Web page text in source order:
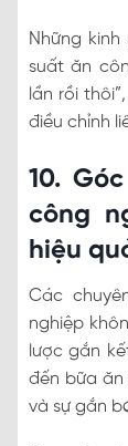
Những
suất ăn
lần rồi
điều chỉnh
10.
công
hiệu
Các
nghiệp
lược gắn
đến bữa
và sự gắn